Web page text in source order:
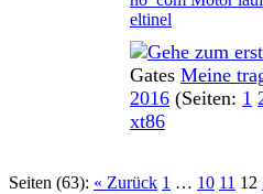
eltinel
Gates Meine
2016 (Seiten: 1
xt86
0 Bewertung(en) - 0 von 5
Seiten (63): « Zurück 1 … 10 11 12